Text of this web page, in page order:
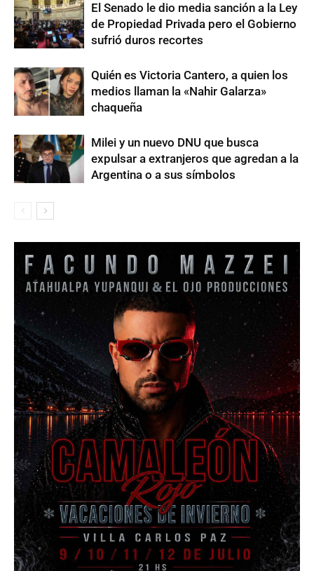
El Senado le dio media sanción a la Ley
de Propiedad Privada pero el Gobierno
sufrió duros recortes
Quién es Victoria Cantero, a quien los
medios llaman la «Nahir Galarza»
chaqueña
Milei y un nuevo DNU que busca
expulsar a extranjeros que agredan a la
Argentina o a sus símbolos